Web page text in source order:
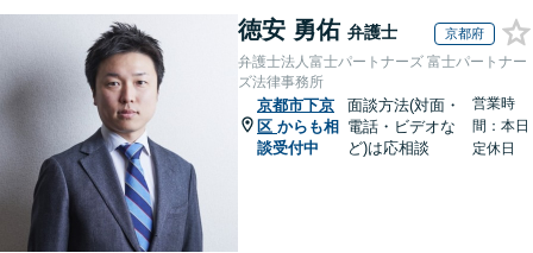
徳安 勇佑 弁護士 京都府
弁護士法人富士パートナーズ 富士パートナー
ズ法律事務所
京都市下京
区 からも相
談受付中
面談方法(対面・
電話・ビデオな
ど)は応相談
営業時
間：本日
定休日